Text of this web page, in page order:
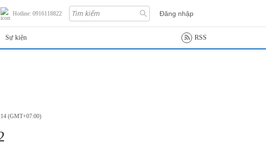
Hotline: 0916118822 Đăng nhập
Sự kiện RSS
(GMT+07:00)